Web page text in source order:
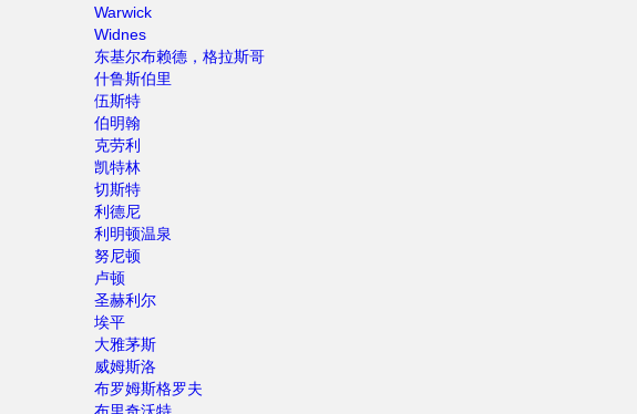
Warwick
Widnes
东基尔布赖德，格拉斯哥
什鲁斯伯里
伍斯特
伯明翰
克劳利
凯特林
切斯特
利德尼
利明顿温泉
努尼顿
卢顿
圣赫利尔
埃平
大雅茅斯
威姆斯洛
布罗姆斯格罗夫